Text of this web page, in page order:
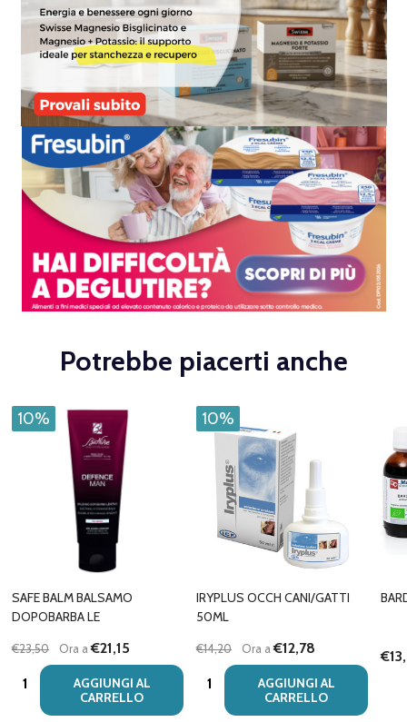
Potrebbe piacerti anche
10%
SAFE BALM BALSAMO
DOPOBARBA LE
€23,50 Ora a€21,15
Quantità:
AGGIUNGI AL
CARRELLO
10%
IRYPLUS OCCH CANI/GATTI
50ML
€14,20 Ora a€12,78
Quantità:
AGGIUNGI AL
CARRELLO